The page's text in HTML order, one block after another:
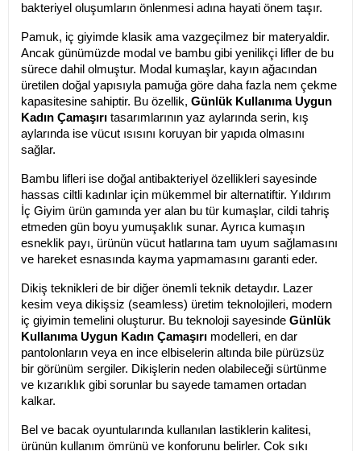
bakteriyel oluşumların önlenmesi adına hayati önem taşır.
Pamuk, iç giyimde klasik ama vazgeçilmez bir materyaldir.
Ancak günümüzde modal ve bambu gibi yenilikçi lifler de bu
sürece dahil olmuştur. Modal kumaşlar, kayın ağacından
üretilen doğal yapısıyla pamuğa göre daha fazla nem çekme
kapasitesine sahiptir. Bu özellik, Günlük Kullanıma Uygun
Kadın Çamaşırı tasarımlarının yaz aylarında serin, kış
aylarında ise vücut ısısını koruyan bir yapıda olmasını
sağlar.
Bambu lifleri ise doğal antibakteriyel özellikleri sayesinde
hassas ciltli kadınlar için mükemmel bir alternatiftir. Yıldırım
İç Giyim ürün gamında yer alan bu tür kumaşlar, cildi tahriş
etmeden gün boyu yumuşaklık sunar. Ayrıca kumaşın
esneklik payı, ürünün vücut hatlarına tam uyum sağlamasını
ve hareket esnasında kayma yapmamasını garanti eder.
Dikiş teknikleri de bir diğer önemli teknik detaydır. Lazer
kesim veya dikişsiz (seamless) üretim teknolojileri, modern
iç giyimin temelini oluşturur. Bu teknoloji sayesinde Günlük
Kullanıma Uygun Kadın Çamaşırı modelleri, en dar
pantolonların veya en ince elbiselerin altında bile pürüzsüz
bir görünüm sergiler. Dikişlerin neden olabileceği sürtünme
ve kızarıklık gibi sorunlar bu sayede tamamen ortadan
kalkar.
Bel ve bacak oyuntularında kullanılan lastiklerin kalitesi,
ürünün kullanım ömrünü ve konforunu belirler. Çok sıkı